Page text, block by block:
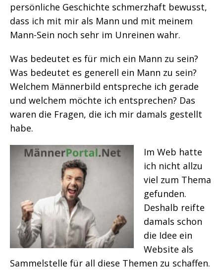
persönliche Geschichte schmerzhaft bewusst,
dass ich mit mir als Mann und mit meinem
Mann-Sein noch sehr im Unreinen wahr.
Was bedeutet es für mich ein Mann zu sein?
Was bedeutet es generell ein Mann zu sein?
Welchem Männerbild entspreche ich gerade
und welchem möchte ich entsprechen? Das
waren die Fragen, die ich mir damals gestellt
habe.
Im Web hatte
ich nicht allzu
viel zum Thema
gefunden.
Deshalb reifte
damals schon
die Idee ein
Website als
Sammelstelle für all diese Themen zu schaffen.